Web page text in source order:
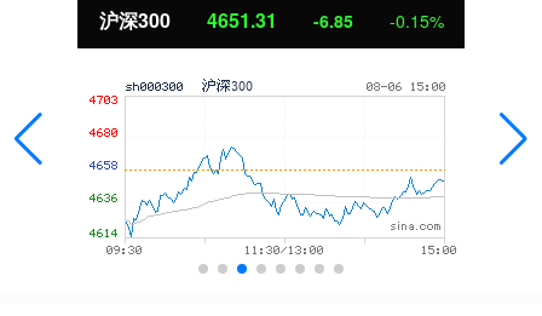
沪深300 4651.31 -6.85 -0.15%